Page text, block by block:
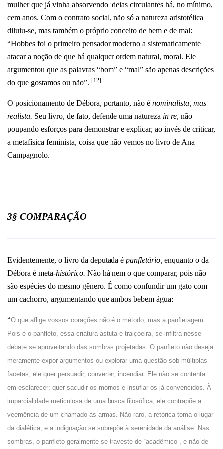
mulher que já vinha absorvendo ideias circulantes há, no mínimo,
cem anos. Com o contrato social, não só a natureza aristotélica
diluiu-se, mas também o próprio conceito de bem e de mal:
“Hobbes foi o primeiro pensador moderno a sistematicamente
atacar a noção de que há qualquer ordem natural, moral. Ele
argumentou que as palavras “bom” e “mal” são apenas descrições
do que gostamos ou não”. [12]
O posicionamento de Débora, portanto, não é nominalista, mas
realista. Seu livro, de fato, defende uma natureza in re, não
poupando esforços para demonstrar e explicar, ao invés de criticar,
a metafísica feminista, coisa que não vemos no livro de Ana
Campagnolo.
3§ COMPARAÇÃO
Evidentemente, o livro da deputada é panfletário, enquanto o da
Débora é meta-histórico. Não há nem o que comparar, pois não
são espécies do mesmo gênero. É como confundir um gato com
um cachorro, argumentando que ambos bebem água:
“O que aflige vossos corações não é o método, mas a panfletagem.
Pois é o panfleto, essa criatura astuta e traiçoeira, se infiltra nesse
debate se aproveitando das sombras projetadas. O panfleto não deseja
meramente expor argumentos ou explorar uma questão sob múltiplas
facetas; ele quer persuadir, converter, incendiar. Ele não se contenta
em esclarecer; quer sacudir os mornos e insuflar os já convencidos. À
imparcialidade meticulosa de uma busca filosófica, ele contrapõe a
veemência de um chamado às armas. Não raro, a retórica toma o lugar
da dialética, e a indignação se sobrepõe à serenidade da análise. Nas
sombras, o panfleto geralmente se traveste de “acadêmico”, e não de